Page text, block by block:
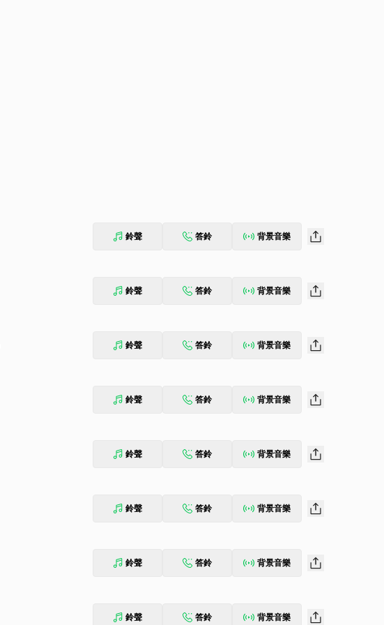
鈴聲 答鈴 背景音樂
鈴聲 答鈴 背景音樂
鈴聲 答鈴 背景音樂
鈴聲 答鈴 背景音樂
鈴聲 答鈴 背景音樂
鈴聲 答鈴 背景音樂
鈴聲 答鈴 背景音樂
鈴聲 答鈴 背景音樂